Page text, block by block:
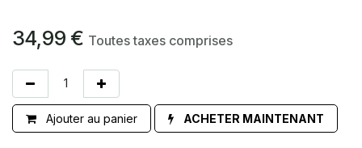
34,99 € Toutes taxes comprises
Ajouter au panier ACHETER MAINTENANT